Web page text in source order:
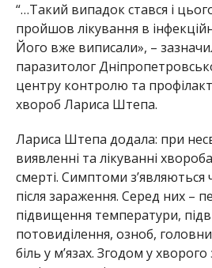
“…Такий випадок стався і
пройшов лікування в
Його вже виписали», –
паразитолог
центру контролю та
хвороб Лариса Штепа.
Лариса Штепа додала: при
виявленні та лікуванні
смерті. Симптоми з’являються
після зараження. Серед них –
підвищення температури,
потовиділення, озноб,
біль у м’язах. Згодом у хворого